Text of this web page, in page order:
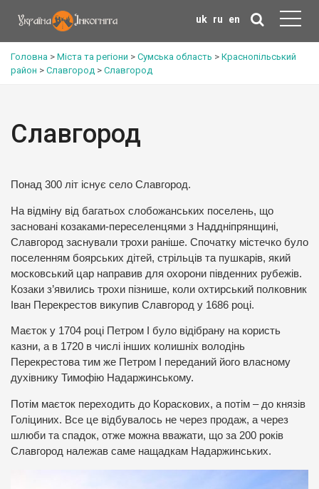
uk ru en
Головна > Міста та регіони > Сумська область > Краснопільський
район > Славгород > Славгород
Славгород
Понад 300 літ існує село Славгород.
На відміну від багатьох слобожанських поселень, що
засновані козаками-переселенцями з Наддніпрянщині,
Славгород заснували трохи раніше. Спочатку містечко було
поселенням боярських дітей, стрільців та пушкарів, який
московський цар направив для охорони південних рубежів.
Козаки з’явились трохи пізнише, коли охтирський полковник
Іван Перекрестов викупив Славгород у 1686 році.
Маєток у 1704 році Петром І було відібрану на користь
казни, а в 1720 в числі інших колишніх володінь
Перекрестова тим же Петром І переданий його власному
духівнику Тимофію Надаржинському.
Потім маєток переходить до Кораскових, а потім – до князів
Голіциних. Все це відбувалось не через продаж, а через
шлюби та спадок, отже можна вважати, що за 200 років
Славгород належав саме нащадкам Надаржинських.